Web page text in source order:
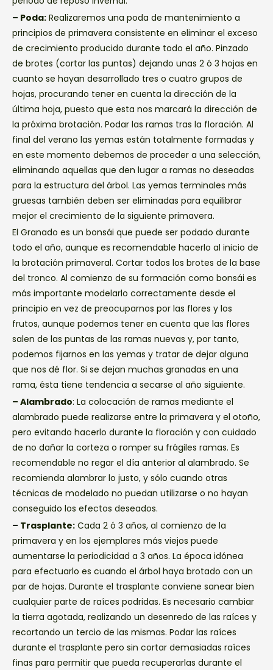
– Poda: Realizaremos una poda de mantenimiento a
principios de primavera consistente en eliminar el exceso
de crecimiento producido durante todo el año. Pinzado
de brotes (cortar las puntas) dejando unas 2 ó 3 hojas en
cuanto se hayan desarrollado tres o cuatro grupos de
hojas, procurando tener en cuenta la dirección de la
última hoja, puesto que esta nos marcará la dirección de
la próxima brotación. Podar las ramas tras la floración. Al
final del verano las yemas están totalmente formadas y
en este momento debemos de proceder a una selección,
eliminando aquellas que den lugar a ramas no deseadas
para la estructura del árbol. Las yemas terminales más
gruesas también deben ser eliminadas para equilibrar
mejor el crecimiento de la siguiente primavera.
El Granado es un bonsái que puede ser podado durante
todo el año, aunque es recomendable hacerlo al inicio de
la brotación primaveral. Cortar todos los brotes de la base
del tronco. Al comienzo de su formación como bonsái es
más importante modelarlo correctamente desde el
principio en vez de preocuparnos por las flores y los
frutos, aunque podemos tener en cuenta que las flores
salen de las puntas de las ramas nuevas y, por tanto,
podemos fijarnos en las yemas y tratar de dejar alguna
que nos dé flor. Si se dejan muchas granadas en una
rama, ésta tiene tendencia a secarse al año siguiente.
– Alambrado: La colocación de ramas mediante el
alambrado puede realizarse entre la primavera y el otoño,
pero evitando hacerlo durante la floración y con cuidado
de no dañar la corteza o romper su frágiles ramas. Es
recomendable no regar el día anterior al alambrado. Se
recomienda alambrar lo justo, y sólo cuando otras
técnicas de modelado no puedan utilizarse o no hayan
conseguido los efectos deseados.
– Trasplante: Cada 2 ó 3 años, al comienzo de la
primavera y en los ejemplares más viejos puede
aumentarse la periodicidad a 3 años. La época idónea
para efectuarlo es cuando el árbol haya brotado con un
par de hojas. Durante el trasplante conviene sanear bien
cualquier parte de raíces podridas. Es necesario cambiar
la tierra agotada, realizando un desenredo de las raíces y
recortando un tercio de las mismas. Podar las raíces
durante el trasplante pero sin cortar demasiadas raíces
finas para permitir que pueda recuperarlas durante el